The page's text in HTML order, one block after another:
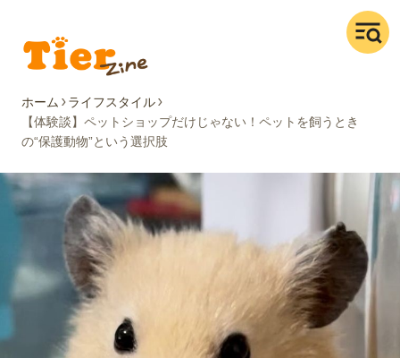
ホーム
ライフスタイル
【体験談】ペットショップだけじゃない！ペットを飼うとき
の“保護動物”という選択肢